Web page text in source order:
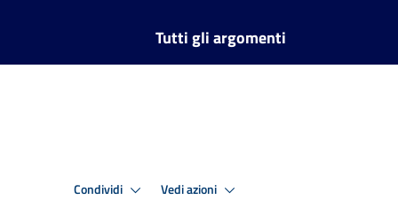
Tutti gli argomenti
Condividi Vedi azioni